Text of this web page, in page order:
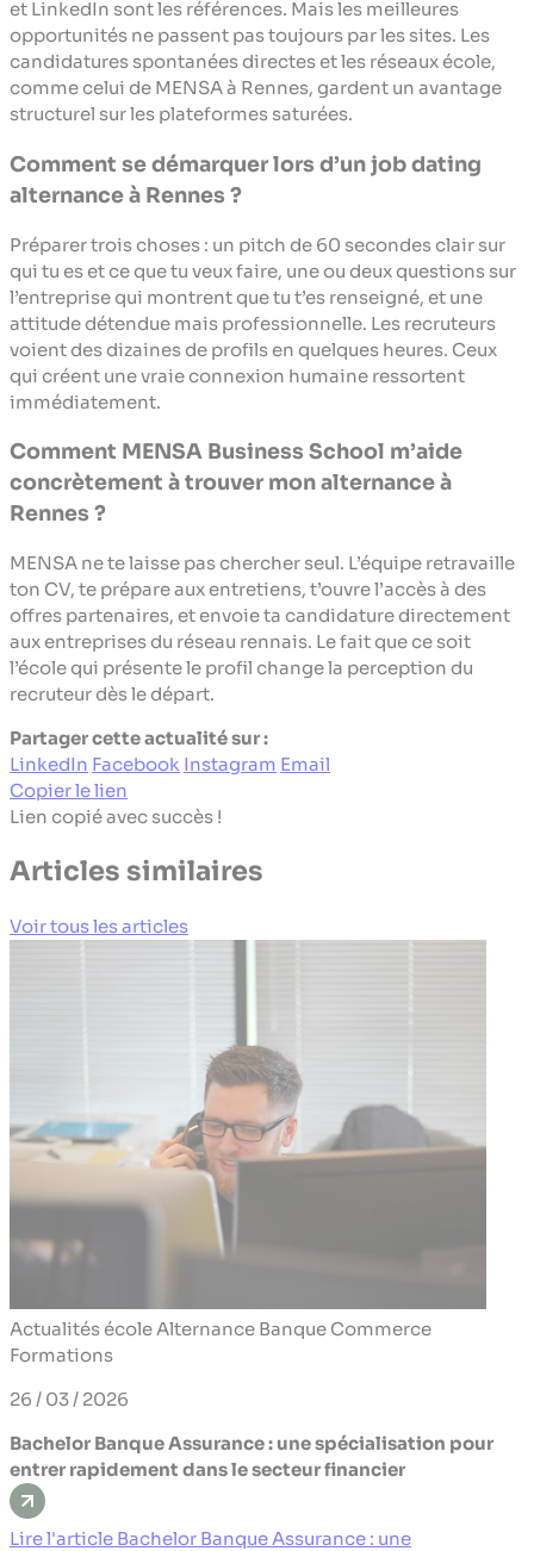
et LinkedIn sont les références. Mais les meilleures
opportunités ne passent pas toujours par les sites. Les
candidatures spontanées directes et les réseaux école,
comme celui de MENSA à Rennes, gardent un avantage
structurel sur les plateformes saturées.
Comment se démarquer lors d’un job dating
alternance à Rennes ?
Préparer trois choses : un pitch de 60 secondes clair sur
qui tu es et ce que tu veux faire, une ou deux questions sur
l’entreprise qui montrent que tu t’es renseigné, et une
attitude détendue mais professionnelle. Les recruteurs
voient des dizaines de profils en quelques heures. Ceux
qui créent une vraie connexion humaine ressortent
immédiatement.
Comment MENSA Business School m’aide
concrètement à trouver mon alternance à
Rennes ?
MENSA ne te laisse pas chercher seul. L’équipe retravaille
ton CV, te prépare aux entretiens, t’ouvre l’accès à des
offres partenaires, et envoie ta candidature directement
aux entreprises du réseau rennais. Le fait que ce soit
l’école qui présente le profil change la perception du
recruteur dès le départ.
Partager cette actualité sur :
LinkedIn Facebook Instagram Email
Copier le lien
Lien copié avec succès !
Articles similaires
Voir tous les articles
Actualités écoleAlternance Banque Commerce
Formations
26 / 03 / 2026
Bachelor Banque Assurance : une spécialisation pour
entrer rapidement dans le secteur financier
Lire l'article Bachelor Banque Assurance : une